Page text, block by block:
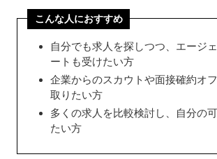
こんな人におすすめ
自分でも求人を探しつつ、エージ
ートも受けたい方
企業からのスカウトや面接確約オ
取りたい方
多くの求人を比較検討し、自分の
たい方